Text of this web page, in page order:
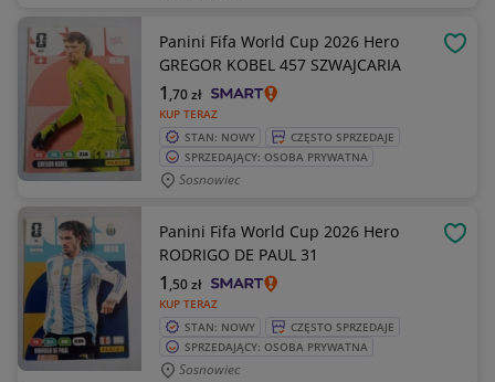
Panini Fifa World Cup 2026 Hero
GREGOR KOBEL 457 SZWAJCARIA
KUP TERAZ
1 ,70zł
STAN: NOWY
CZĘSTO SPRZEDAJE
SPRZEDAJĄCY: OSOBA PRYWATNA
Sosnowiec
Panini Fifa World Cup 2026 Hero
RODRIGO DE PAUL 31
KUP TERAZ
1 ,50zł
STAN: NOWY
CZĘSTO SPRZEDAJE
SPRZEDAJĄCY: OSOBA PRYWATNA
Sosnowiec